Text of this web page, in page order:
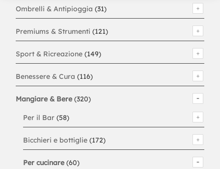
Ombrelli & Antipioggia (31)
Premiums & Strumenti (121)
Sport & Ricreazione (149)
Benessere & Cura (116)
Mangiare & Bere (320)
Per il Bar (58)
Bicchieri e bottiglie (172)
Per cucinare (60)